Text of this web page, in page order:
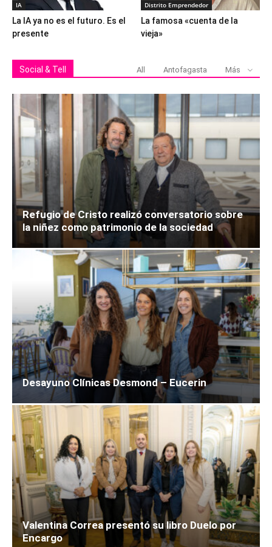
IA
La IA ya no es el futuro. Es el
presente
Distrito Emprendedor
La famosa «cuenta de la
vieja»
Social & Tell All Antofagasta Más
Refugio de Cristo realizó conversatorio sobre
la niñez como patrimonio de la sociedad
Desayuno Clínicas Desmond – Eucerin
Valentina Correa presentó su libro Duelo por
Encargo